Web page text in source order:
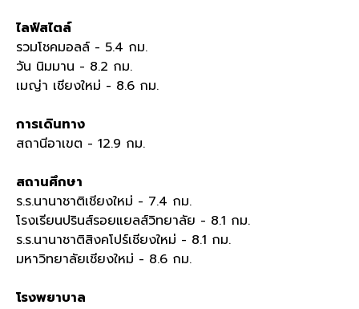
ไลฟ์สไตล์
รวมโชคมอลล์ - 5.4 กม.
วัน นิมมาน - 8.2 กม.
เมญ่า เชียงใหม่ - 8.6 กม.
การเดินทาง
สถานีอาเขต - 12.9 กม.
สถานศึกษา
ร.ร.นานาชาติเชียงใหม่ - 7.4 กม.
โรงเรียนปรินส์รอยแยลส์วิทยาลัย - 8.1 กม.
ร.ร.นานาชาติสิงคโปร์เชียงใหม่ - 8.1 กม.
มหาวิทยาลัยเชียงใหม่ - 8.6 กม.
โรงพยาบาล